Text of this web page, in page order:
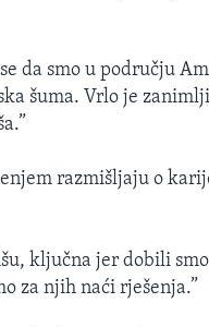
da smo u području
šuma. Vrlo je
razmišljaju o
ključna jer dobili
za njih naći rješenja.”